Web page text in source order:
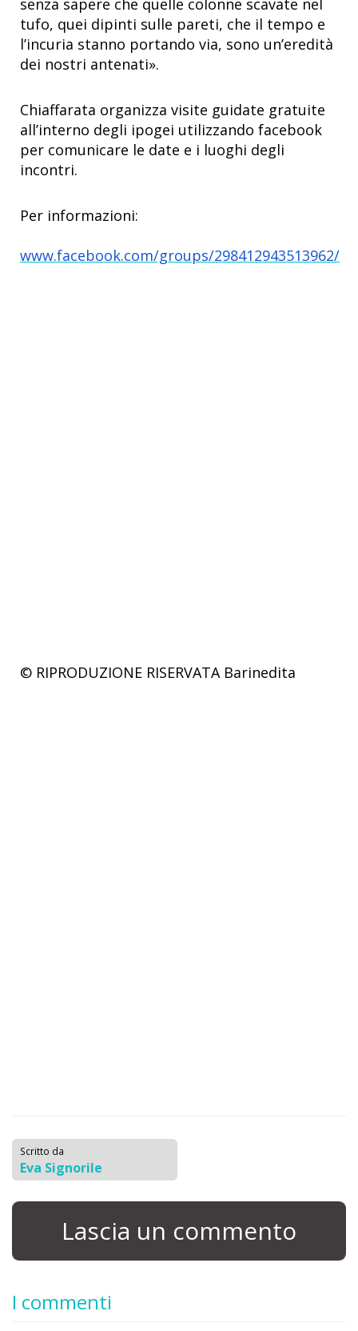
tufo, quei dipinti sulle pareti, che il tempo e
l’incuria stanno portando via, sono un’eredità
dei nostri antenati».
Chiaffarata organizza visite guidate gratuite
all’interno degli ipogei utilizzando facebook
per comunicare le date e i luoghi degli
incontri.
Per informazioni:
www.facebook.com/groups/298412943513962/
© RIPRODUZIONE RISERVATA Barinedita
Scritto da
Eva Signorile
Lascia un commento
I commenti